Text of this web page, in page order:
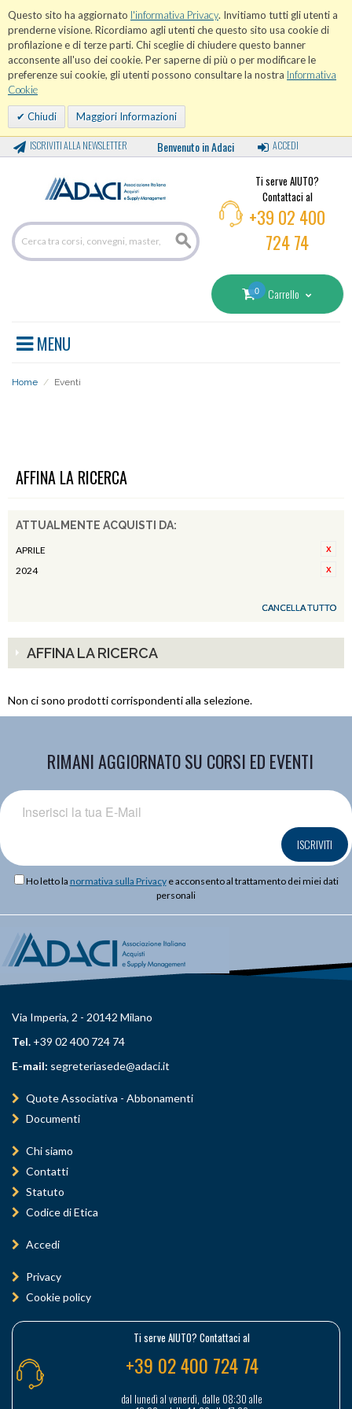
Questo sito ha aggiornato l'informativa Privacy. Invitiamo tutti gli utenti a
prenderne visione. Ricordiamo agli utenti che questo sito usa cookie di
profilazione e di terze parti. Chi sceglie di chiudere questo banner
acconsente all'uso dei cookie. Per saperne di più o per modificare le
preferenze sui cookie, gli utenti possono consultare la nostra Informativa
Cookie
Chiudi Maggiori Informazioni
ISCRIVITI ALLA NEWSLETTER Benvenuto in Adaci ACCEDI
Ti serve AIUTO?
Contattaci al
+39 02 400
724 74
0 Carrello
MENU
Home / Eventi
AFFINA LA RICERCA
ATTUALMENTE ACQUISTI DA:
APRILE
2024
CANCELLA TUTTO
AFFINA LA RICERCA
Non ci sono prodotti corrispondenti alla selezione.
RIMANI AGGIORNATO SU CORSI ED EVENTI
ISCRIVITI
Ho letto la normativa sulla Privacye acconsento al trattamento dei miei dati
personali
Via Imperia, 2 - 20142 Milano
Tel. +39 02 400 724 74
E-mail: segreteriasede@adaci.it
Quote Associativa - Abbonamenti
Documenti
Chi siamo
Contatti
Statuto
Codice di Etica
Accedi
Privacy
Cookie policy
Ti serve AIUTO? Contattaci al
+39 02 400 724 74
dal lunedì al venerdì, dalle 08:30 alle